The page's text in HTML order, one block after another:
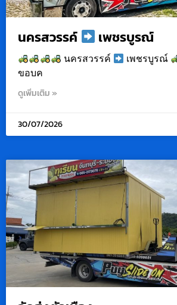
นครสวรรค์ เพชรบูรณ์
นครสวรรค์
เพชรบูรณ์
ขอบค
ดูเพิ่มเติม »
30/07/2026